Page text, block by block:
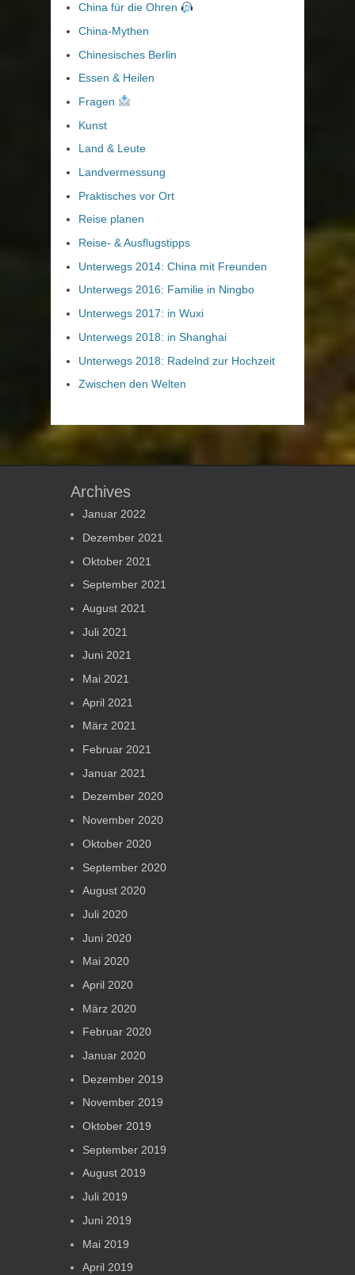
China für die Ohren
China-Mythen
Chinesisches Berlin
Essen & Heilen
Fragen
Kunst
Land & Leute
Landvermessung
Praktisches vor Ort
Reise planen
Reise- & Ausflugstipps
Unterwegs 2014: China mit Freunden
Unterwegs 2016: Familie in Ningbo
Unterwegs 2017: in Wuxi
Unterwegs 2018: in Shanghai
Unterwegs 2018: Radelnd zur Hochzeit
Zwischen den Welten
Archives
Januar 2022
Dezember 2021
Oktober 2021
September 2021
August 2021
Juli 2021
Juni 2021
Mai 2021
April 2021
März 2021
Februar 2021
Januar 2021
Dezember 2020
November 2020
Oktober 2020
September 2020
August 2020
Juli 2020
Juni 2020
Mai 2020
April 2020
März 2020
Februar 2020
Januar 2020
Dezember 2019
November 2019
Oktober 2019
September 2019
August 2019
Juli 2019
Juni 2019
Mai 2019
April 2019